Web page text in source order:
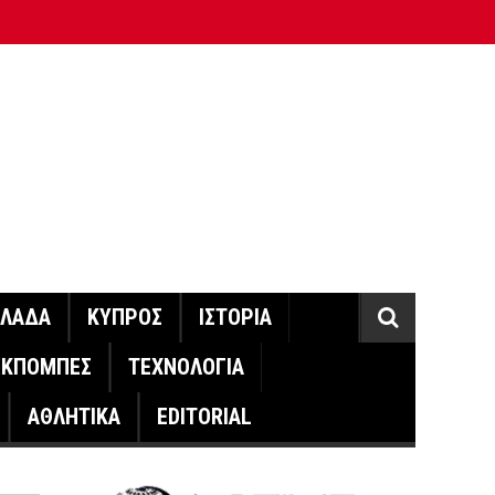
ΚΥΠΡΟΣ
ΙΣΤΟΡΙΑ
ΤΕΧΝΟΛΟΓΙΑ
ΑΘΛΗΤΙΚΑ EDITORIAL